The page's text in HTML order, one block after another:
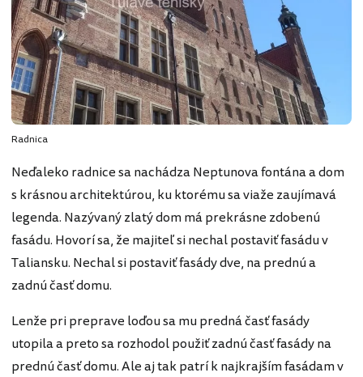
Radnica
Neďaleko radnice sa nachádza Neptunova fontána a dom
s krásnou architektúrou, ku ktorému sa viaže zaujímavá
legenda. Nazývaný zlatý dom má prekrásne zdobenú
fasádu. Hovorí sa, že majiteľ si nechal postaviť fasádu v
Taliansku. Nechal si postaviť fasády dve, na prednú a
zadnú časť domu.
Lenže pri preprave loďou sa mu predná časť fasády
utopila a preto sa rozhodol použiť zadnú časť fasády na
prednú časť domu. Ale aj tak patrí k najkrajším fasádam v